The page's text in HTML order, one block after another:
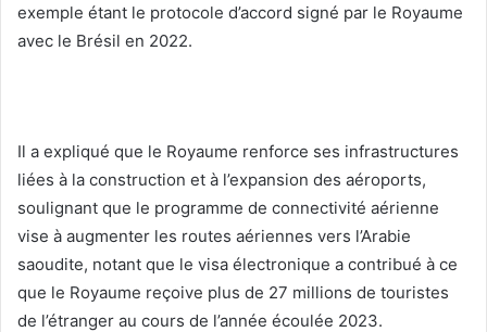
exemple étant le protocole d’accord signé par le Royaume
avec le Brésil en 2022.
Il a expliqué que le Royaume renforce ses infrastructures
liées à la construction et à l’expansion des aéroports,
soulignant que le programme de connectivité aérienne
vise à augmenter les routes aériennes vers l’Arabie
saoudite, notant que le visa électronique a contribué à ce
que le Royaume reçoive plus de 27 millions de touristes
de l’étranger au cours de l’année écoulée 2023.